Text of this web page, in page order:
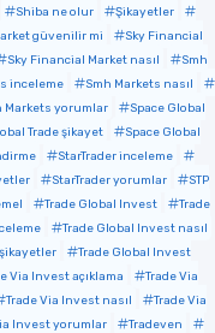
Shiba ne olur
Şikayetler
güvenilir mi
Sky Financial
Sky Financial Market nasıl
Smh
inceleme
Smh Markets nasıl
Markets yorumlar
Space Global
Trade şikayet
Space Global
StarTrader inceleme
StarTrader yorumlar
STP
Trade Global Invest
Trade
Trade Global Invest nasıl
Trade Global Invest
Via Invest açıklama
Trade Via
Trade Via Invest nasıl
Trade Via
Invest yorumlar
Tradeven